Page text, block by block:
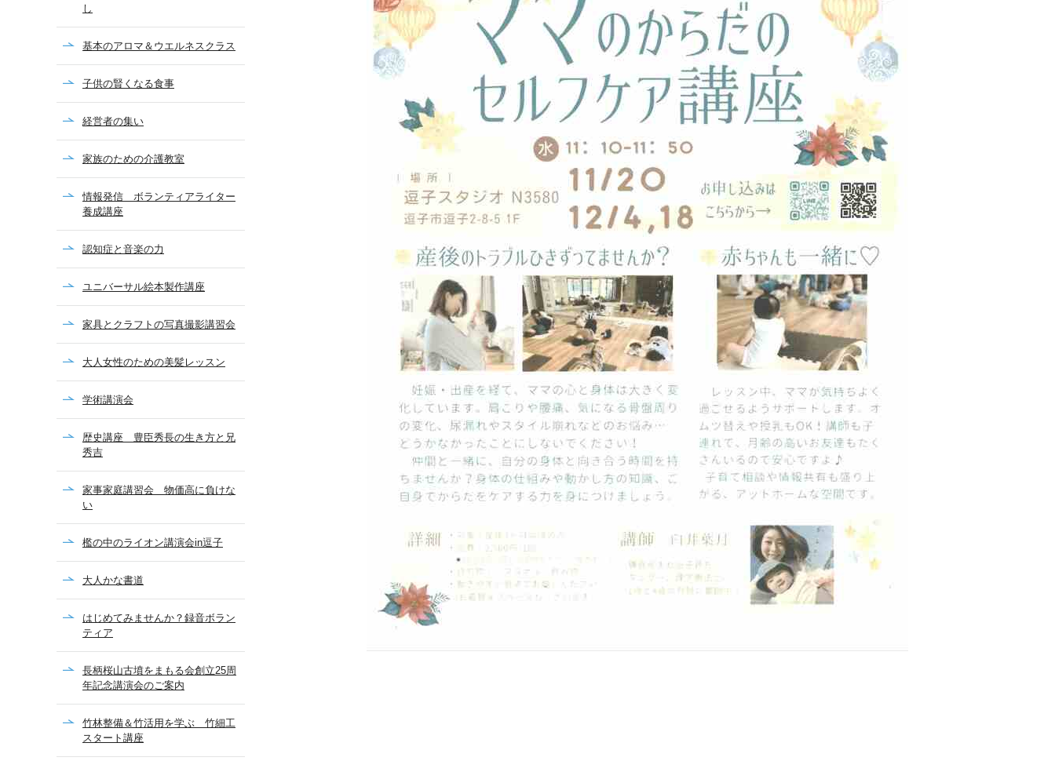
し
基本のアロマ＆ウエルネスクラス
子供の賢くなる食事
経営者の集い
家族のための介護教室
情報発信 ボランティアライター
養成講座
認知症と音楽の力
ユニバーサル絵本製作講座
家具とクラフトの写真撮影講習会
大人女性のための美髪レッスン
学術講演会
歴史講座 豊臣秀長の生き方と兄
秀吉
家事家庭講習会 物価高に負けな
い
檻の中のライオン講演会in逗子
大人かな書道
はじめてみませんか？録音ボラン
ティア
長柄桜山古墳をまもる会創立25周
年記念講演会のご案内
竹林整備＆竹活用を学ぶ 竹細工
スタート講座